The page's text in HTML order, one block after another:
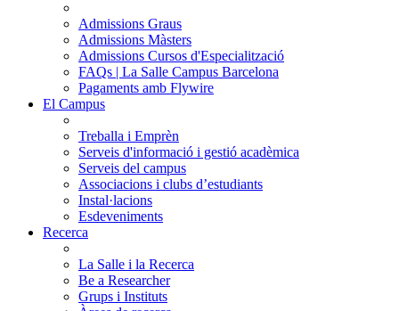
Admissions Graus
Admissions Màsters
Admissions Cursos d'Especialització
FAQs | La Salle Campus Barcelona
Pagaments amb Flywire
El Campus
Treballa i Emprèn
Serveis d'informació i gestió acadèmica
Serveis del campus
Associacions i clubs d’estudiants
Instal·lacions
Esdeveniments
Recerca
La Salle i la Recerca
Be a Researcher
Grups i Instituts